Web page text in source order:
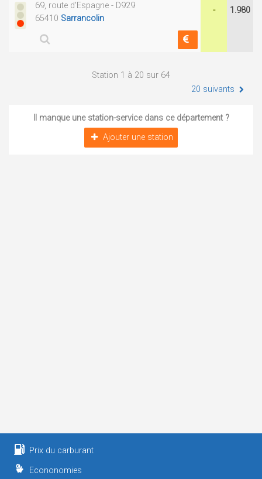
69, route d'Espagne - D929
65410 Sarrancolin
- 1.980
Station 1 à 20 sur 64
20 suivants
Il manque une station-service dans ce département ?
Ajouter une station
Prix du carburant
Econonomies